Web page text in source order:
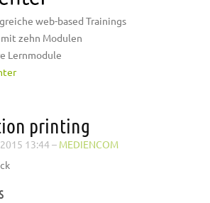
web-based Trainings
zehn Modulen
Lernmodule
printing
13:44 – MEDIENCOM